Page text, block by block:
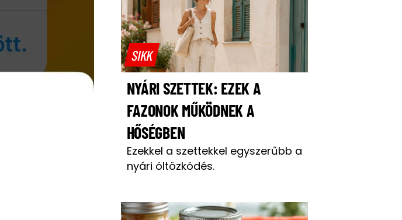
SIKK
NYÁRI SZETTEK: EZEK A
FAZONOK MŰKÖDNEK A
HŐSÉGBEN
Ezekkel a szettekkel egyszerűbb a
nyári öltözködés.